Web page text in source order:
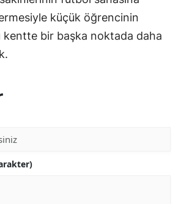
küçük öğrencinin
kentte bir başka noktada daha